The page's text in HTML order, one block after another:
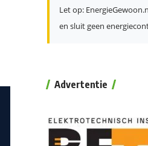
Let op:
en sluit geen
Advertentie